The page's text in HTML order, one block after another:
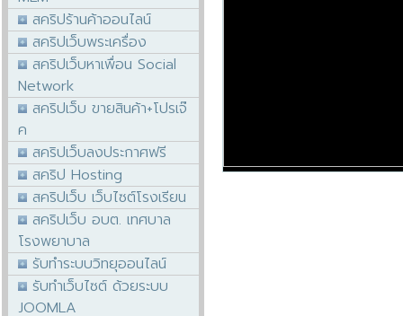
สคริปร้านค้าออนไลน์
สคริปเว็บพระเครื่อง
สคริปเว็บหาเพื่อน Social
Network
สคริปเว็บ ขายสินค้า+โปรเจ๊
ค
สคริปเว็บลงประกาศฟรี
สคริป Hosting
สคริปเว็บ เว็บไซต์โรงเรียน
สคริปเว็บ อบต. เทศบาล
โรงพยาบาล
รับทำระบบวิทยุออนไลน์
รับทำเว็บไซต์ ด้วยระบบ
JOOMLA